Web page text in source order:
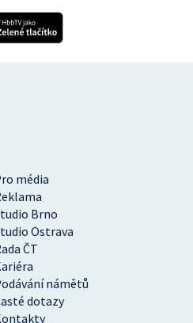
média
Brno
Ostrava
ČT
námětů
dotazy